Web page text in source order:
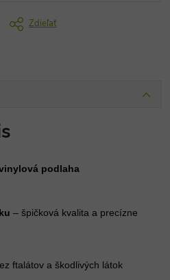
Zdieľať
podlaha
– špičková kvalita a precízne
ftalátov a škodlivých látok